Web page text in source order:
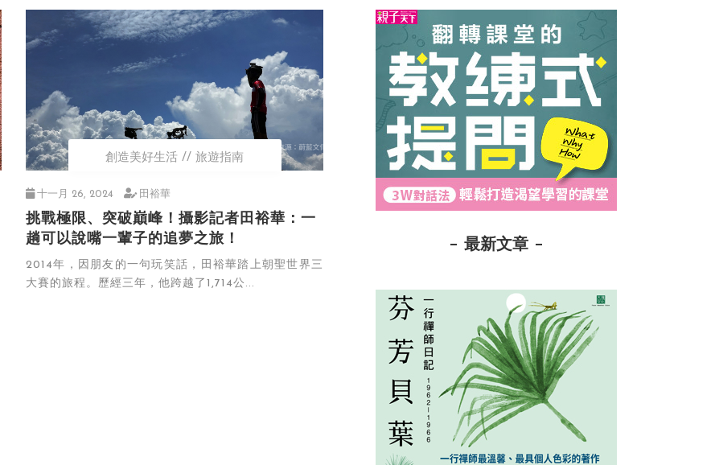
創造美好生活 旅遊指南
十一月 26, 2024 田裕華
挑戰極限、突破巔峰！攝影記者田裕華：一
趟可以說嘴一輩子的追夢之旅！
2014年，因朋友的一句玩笑話，田裕華踏上朝聖世界三
大賽的旅程。歷經三年，他跨越了1,714公...
最新文章